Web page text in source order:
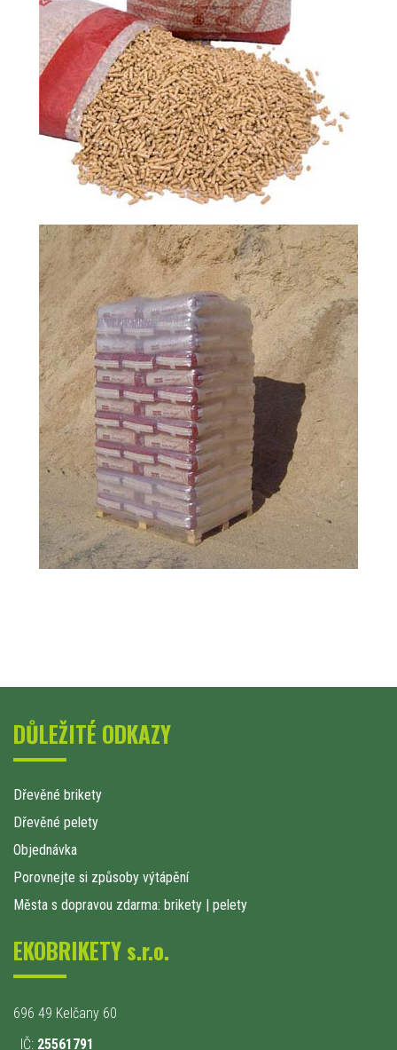
DŮLEŽITÉ ODKAZY
Dřevěné brikety
Dřevěné pelety
Objednávka
Porovnejte si způsoby výtápění
Města s dopravou zdarma: brikety | pelety
EKOBRIKETY s.r.o.
696 49 Kelčany 60
IČ: 25561791